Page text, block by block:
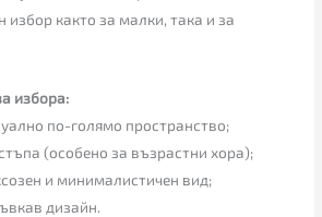
избор както за малки, така и за
избора:
по-голямо пространство;
(особено за възрастни хора);
и минималистичен вид;
дизайн.